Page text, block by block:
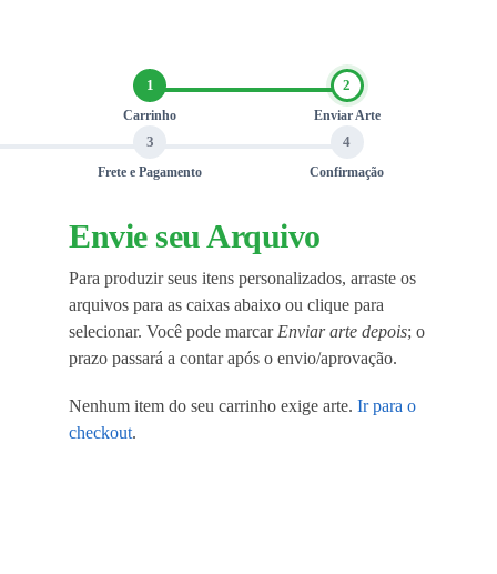
1
Carrinho
2
Enviar Arte
3
Frete e Pagamento
4
Confirmação
Envie seu Arquivo
Para produzir seus itens personalizados, arraste os
arquivos para as caixas abaixo ou clique para
selecionar. Você pode marcar Enviar arte depois; o
prazo passará a contar após o envio/aprovação.
Nenhum item do seu carrinho exige arte.Ir para o
checkout.